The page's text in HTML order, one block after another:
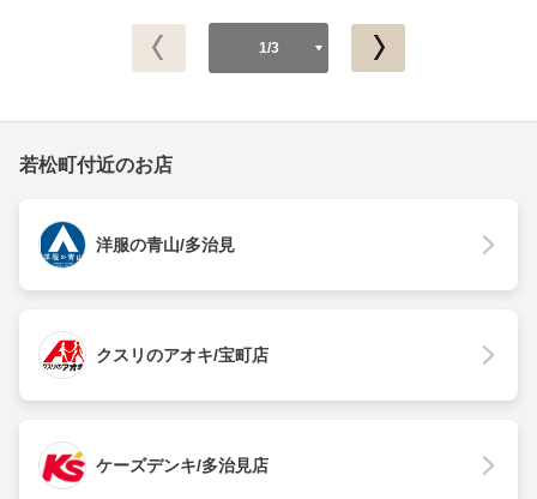
1/3
若松町付近のお店
洋服の青山/多治見
クスリのアオキ/宝町店
ケーズデンキ/多治見店